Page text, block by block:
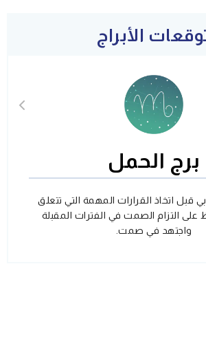
الأبراج
برج الحمل
قبل اتخاذ القرارات المهمة التي تتعلق
على التزام الصمت في الفترات المقبلة
واجتهد في صمت.